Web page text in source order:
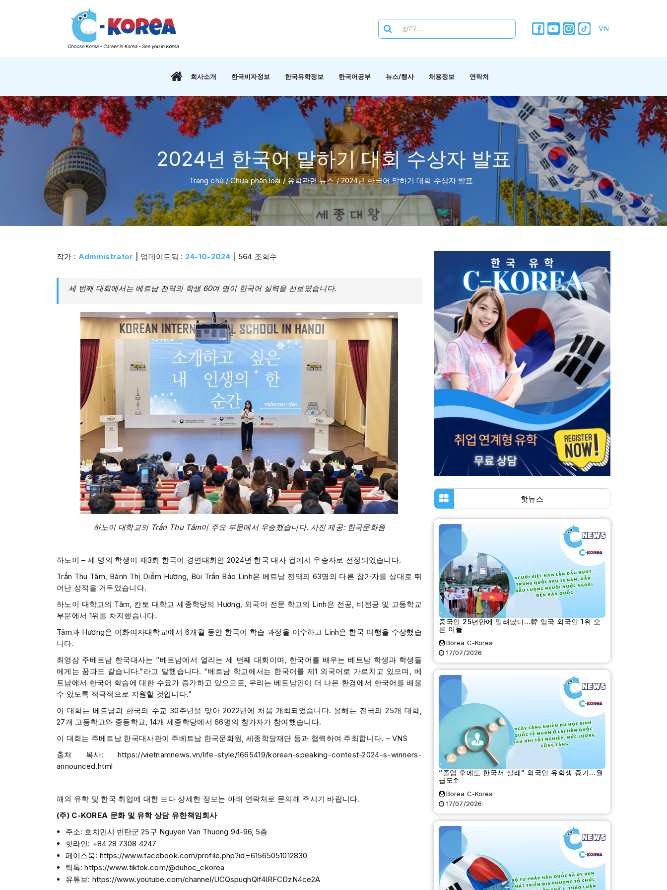
VN
회사소개 한국비자정보 한국유학정보 한국어공부 뉴스/행사 채용정보 연락처
2024년 한국어 말하기 대회 수상자 발표
Trang chủ/Chưa phân loại/유학관련 뉴스/ 2024년 한국어 말하기 대회 수상자 발표
작가 : Administrator | 업데이트됨 : 24-10-2024 | 564 조회수
세 번째 대회에서는 베트남 전역의 학생 60여 명이 한국어 실력을 선보였습니다.
하노이 대학교의 Trần Thu Tâm이 주요 부문에서 우승했습니다. 사진 제공: 한국문화원
하노이 – 세 명의 학생이 제3회 한국어 경연대회인 2024년 한국 대사 컵에서 우승자로 선정되었습니다.
Trần Thu Tâm, Bành Thị Diễm Hương, Bùi Trần Bảo Linh은 베트남 전역의 63명의 다른 참가자를 상대로 뛰
어난 성적을 거두었습니다.
하노이 대학교의 Tâm, 칸토 대학교 세종학당의 Hương, 외국어 전문 학교의 Linh은 전공, 비전공 및 고등학교
부문에서 1위를 차지했습니다.
Tâm과 Hương은 이화여자대학교에서 6개월 동안 한국어 학습 과정을 이수하고 Linh은 한국 여행을 수상했습
니다.
최영삼 주베트남 한국대사는 “베트남에서 열리는 세 번째 대회이며, 한국어를 배우는 베트남 학생과 학생들
에게는 꿈과도 같습니다.”라고 말했습니다. “베트남 학교에서는 한국어를 제1 외국어로 가르치고 있으며, 베
트남에서 한국어 학습에 대한 수요가 증가하고 있으므로, 우리는 베트남인이 더 나은 환경에서 한국어를 배울
수 있도록 적극적으로 지원할 것입니다.”
이 대회는 베트남과 한국의 수교 30주년을 맞아 2022년에 처음 개최되었습니다. 올해는 전국의 25개 대학,
27개 고등학교와 중등학교, 14개 세종학당에서 66명의 참가자가 참여했습니다.
이 대회는 주베트남 한국대사관이 주베트남 한국문화원, 세종학당재단 등과 협력하여 주최합니다. – VNS
출처 복사: https://vietnamnews.vn/life-style/1665419/korean-speaking-contest-2024-s-winners-
announced.html
해외 유학 및 한국 취업에 대한 보다 상세한 정보는 아래 연락처로 문의해 주시기 바랍니다.
(주) C-KOREA 문화 및 유학 상담 유한책임회사
주소: 호치민시 빈탄군 25구 Nguyen Van Thuong 94-96, 5층
핫라인: +84 28 7308 4247
페이스북: https://www.facebook.com/profile.php?id=61565051012830
틱톡: https://www.tiktok.com/@duhoc_ckorea
유튜브: https://www.youtube.com/channel/UCQspuqhQlf4IRFCDzN4ce2A
핫뉴스
중국인 25년만에 밀려났다…韓 입국 외국인 1위 오
른 이들
Borea C-Korea
17/07/2026
“졸업 후에도 한국서 살래” 외국인 유학생 증가…월
급도↑
Borea C-Korea
17/07/2026